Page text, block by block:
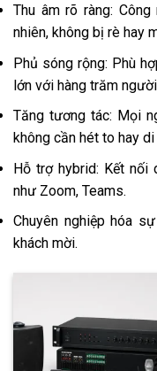
Thu âm rõ ràng:
nhiên, không bị rè hay
Phủ sóng rộng: Phù
lớn với hàng trăm
Tăng tương tác: Mọi
không cần hét to hay di
Hỗ trợ hybrid: Kết nối
như Zoom, Teams.
Chuyên nghiệp hóa
khách mời.